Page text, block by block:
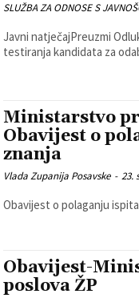
SLUŽBA ZA ODNOSE S
Javni natječajPreuzmi Odluka o metodu, načinu i sistemu bodovanja i
testiranja kandidata za
Ministarstvo
Obavijest o
znanja
Vlada Zupanija Posavske - 23.
Obavijest o polaganju
Obavijest-
poslova ŽP